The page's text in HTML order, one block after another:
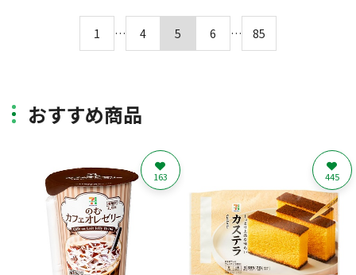
1 … 4 5 6 … 85
おすすめ商品
163 445